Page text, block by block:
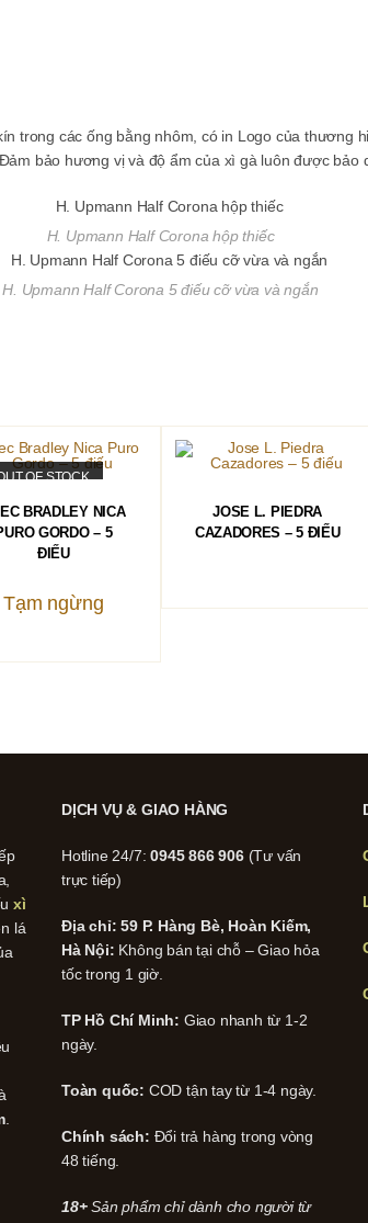
trong các ống bằng nhôm, có in Logo của thương
bảo hương vị và độ ẩm của xì gà luôn được bảo
H. Upmann Half Corona hộp thiếc
H. Upmann Half Corona 5 điếu cỡ vừa và ngắn
OF STOCK
BRADLEY NICA
GORDO – 5
ĐIẾU
Tạm ngừng
JOSE L. PIEDRA
CAZADORES – 5 ĐIẾU
xì
lá
DỊCH VỤ & GIAO HÀNG
Hotline 24/7:0945 866 906(Tư vấn
trực tiếp)
Địa chỉ: 59 P. Hàng Bè, Hoàn Kiếm,
Hà Nội: Không bán tại chỗ – Giao hỏa
tốc trong 1 giờ.
TP Hồ Chí Minh: Giao nhanh từ 1-2
ngày.
Toàn quốc: COD tận tay từ 1-4 ngày.
Chính sách: Đổi trả hàng trong vòng
48 tiếng.
18+Sản phẩm chỉ dành cho người từ